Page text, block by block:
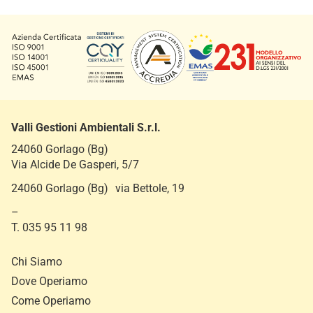
c
a
l
e
Valli Gestioni Ambientali S.r.l.
24060 Gorlago (Bg)
Via Alcide De Gasperi, 5/7
24060 Gorlago (Bg) via Bettole, 19
–
T. 035 95 11 98
Chi Siamo
Dove Operiamo
Come Operiamo